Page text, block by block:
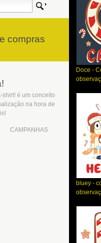
compras
shirt! é um conceito
na hora de
CAMPANHAS
Doce -
bluey -